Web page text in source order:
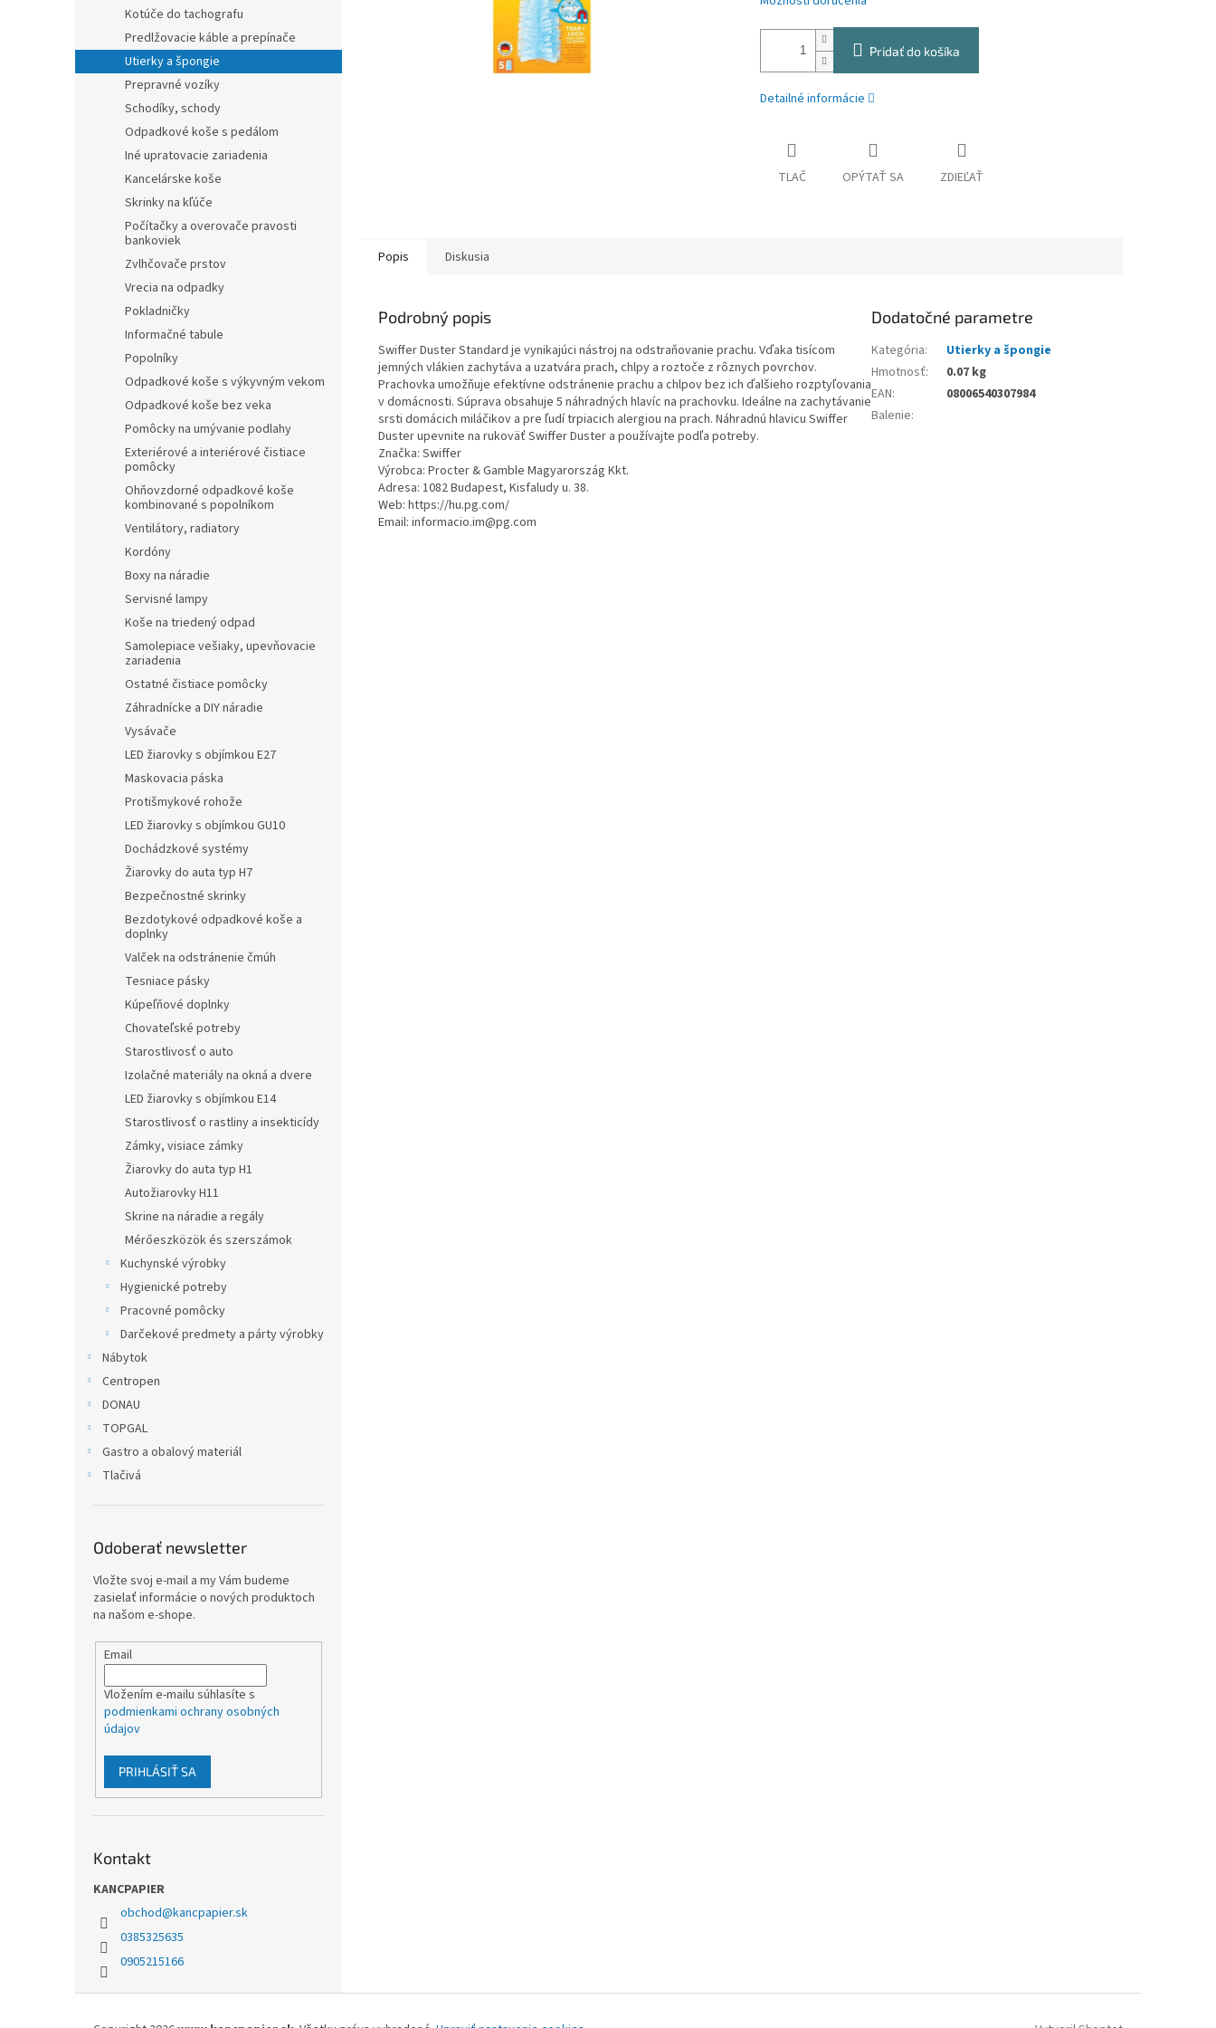
Kotúče do tachografu
Predlžovacie káble a prepínače
Utierky a špongie
Prepravné vozíky
Schodíky, schody
Odpadkové koše s pedálom
Iné upratovacie zariadenia
Kancelárske koše
Skrinky na kľúče
Počítačky a overovače pravosti
bankoviek
Zvlhčovače prstov
Vrecia na odpadky
Pokladničky
Informačné tabule
Popolníky
Odpadkové koše s výkyvným vekom
Odpadkové koše bez veka
Pomôcky na umývanie podlahy
Exteriérové a interiérové čistiace
pomôcky
Ohňovzdorné odpadkové koše
kombinované s popolníkom
Ventilátory, radiatory
Kordóny
Boxy na náradie
Servisné lampy
Koše na triedený odpad
Samolepiace vešiaky, upevňovacie
zariadenia
Ostatné čistiace pomôcky
Záhradnícke a DIY náradie
Vysávače
LED žiarovky s objímkou E27
Maskovacia páska
Protišmykové rohože
LED žiarovky s objímkou GU10
Dochádzkové systémy
Žiarovky do auta typ H7
Bezpečnostné skrinky
Bezdotykové odpadkové koše a
doplnky
Valček na odstránenie čmúh
Tesniace pásky
Kúpeľňové doplnky
Chovateľské potreby
Starostlivosť o auto
Izolačné materiály na okná a dvere
LED žiarovky s objímkou E14
Starostlivosť o rastliny a insekticídy
Zámky, visiace zámky
Žiarovky do auta typ H1
Autožiarovky H11
Skrine na náradie a regály
Mérőeszközök és szerszámok
Kuchynské výrobky
Hygienické potreby
Pracovné pomôcky
Darčekové predmety a párty výrobky
Nábytok
Centropen
DONAU
TOPGAL
Gastro a obalový materiál
Tlačivá
Odoberať newsletter
Vložte svoj e-mail a my Vám budeme
zasielať informácie o nových produktoch
na našom e-shope.
Email
Vložením e-mailu súhlasíte s
podmienkami ochrany osobných
údajov
PRIHLÁSIŤ SA
Kontakt
KANCPAPIER
obchod@kancpapier.sk
0385325635
0905215166
Pridať do košíka
Detailné informácie
TLAČ OPÝTAŤ SA ZDIEĽAŤ
Popis Diskusia
Podrobný popis
Swiffer Duster Standard je vynikajúci nástroj na odstraňovanie prachu. Vďaka tisícom
jemných vlákien zachytáva a uzatvára prach, chlpy a roztoče z rôznych povrchov.
Prachovka umožňuje efektívne odstránenie prachu a chlpov bez ich ďalšieho rozptyľovania
v domácnosti. Súprava obsahuje 5 náhradných hlavíc na prachovku. Ideálne na zachytávanie
srsti domácich miláčikov a pre ľudí trpiacich alergiou na prach. Náhradnú hlavicu Swiffer
Duster upevnite na rukoväť Swiffer Duster a používajte podľa potreby.
Značka: Swiffer
Výrobca: Procter & Gamble Magyarország Kkt.
Adresa: 1082 Budapest, Kisfaludy u. 38.
Web: https://hu.pg.com/
Email: informacio.im@pg.com
Dodatočné parametre
Kategória:
Utierky a špongie
Hmotnosť:
0.07 kg
EAN:
08006540307984
Balenie: